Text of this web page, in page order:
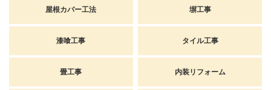
屋根カバー工法 塀工事
漆喰工事 タイル工事
畳工事 内装リフォーム